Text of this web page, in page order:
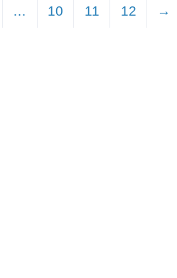
… 10 11 12 →